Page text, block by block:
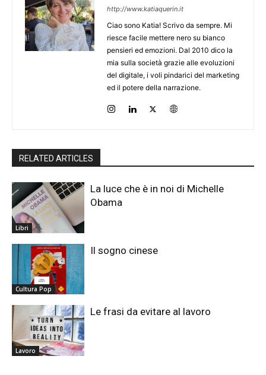
http://www.katiaquerin.it
Ciao sono Katia! Scrivo da sempre. Mi
riesce facile mettere nero su bianco
pensieri ed emozioni. Dal 2010 dico la
mia sulla società grazie alle evoluzioni
del digitale, i voli pindarici del marketing
ed il potere della narrazione.
RELATED ARTICLES
Libri
La luce che è in noi di Michelle
Obama
Cultura Pop
Il sogno cinese
Lavoro
Le frasi da evitare al lavoro